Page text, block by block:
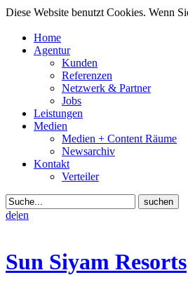
Diese Website benutzt Cookies. Wenn
Home
Agentur
Kunden
Referenzen
Netzwerk & Partner
Jobs
Leistungen
Medien
Medien + Content Räume
Newsarchiv
Kontakt
Verteiler
de|en
Sun Siyam Resorts